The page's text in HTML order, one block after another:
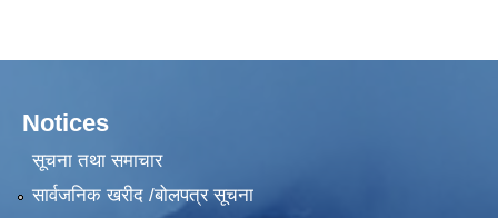
Notices
सूचना तथा समाचार
सार्वजनिक खरीद /बोलपत्र सूचना